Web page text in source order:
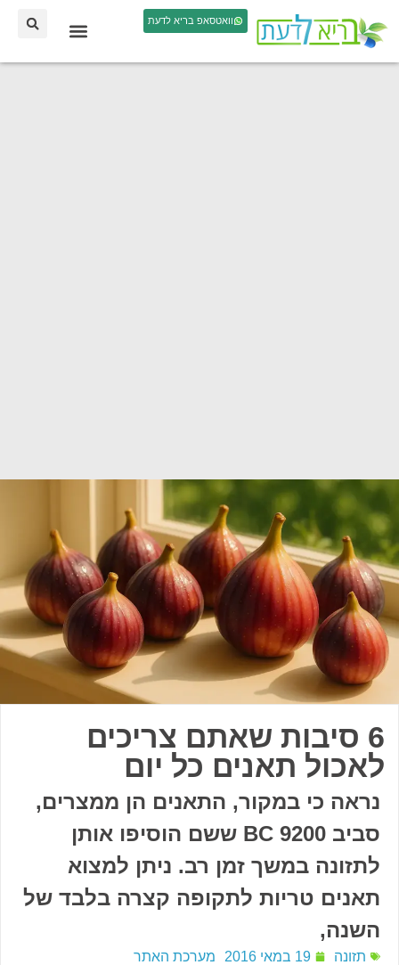
וואטסאפ בריא לדעת
6 סיבות שאתם צריכים
לאכול תאנים כל יום
נראה כי במקור, התאנים הן ממצרים,
סביב BC 9200 ששם הוסיפו אותן
לתזונה במשך זמן רב. ניתן למצוא
תאנים טריות לתקופה קצרה בלבד של
השנה,
תזונה 19 במאי 2016 מערכת האתר